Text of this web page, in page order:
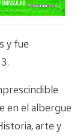
y fue
en el albergue
arte y